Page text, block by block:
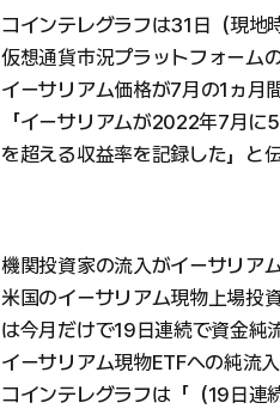
コインテレグラフは31日（現地
仮想通貨市況プラットフォーム
イーサリアム価格が7月の1ヵ月
「イーサリアムが2022年7月
を超える収益率を記録した」と
機関投資家の流入がイーサリア
米国のイーサリアム現物上場投
は今月だけで19日連続で資金純
イーサリアム現物ETFへの純流
コインテレグラフは「（19日連